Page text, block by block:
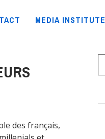
MEDIA INSTITUTE
des français,